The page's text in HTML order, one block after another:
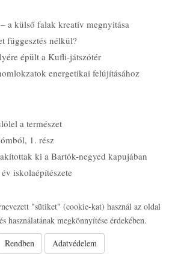
a külső falak kreatív megnyitása
függesztés nélkül?
épült a Kufli-játszótér
energetikai felújításához
a természet
1. rész
ki a Bartók-negyed kapujában
iskolaépítészete
"sütiket" (cookie-kat) használ az oldal
használatának megkönnyítése érdekében.
Rendben
Adatvédelem
© 2026 Kamarai Képzések